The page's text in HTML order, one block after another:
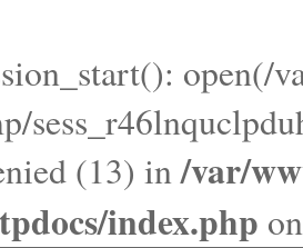
open(/
(13) in/var/
index.php